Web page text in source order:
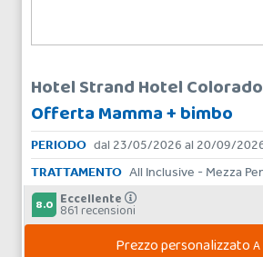
Hotel Strand Hotel Colorado
Offerta Mamma + bimbo
PERIODO dal 23/05/2026 al 20/09/
TRATTAMENTO
8.0 Eccellente
861 recensioni
Prezzo personalizzato